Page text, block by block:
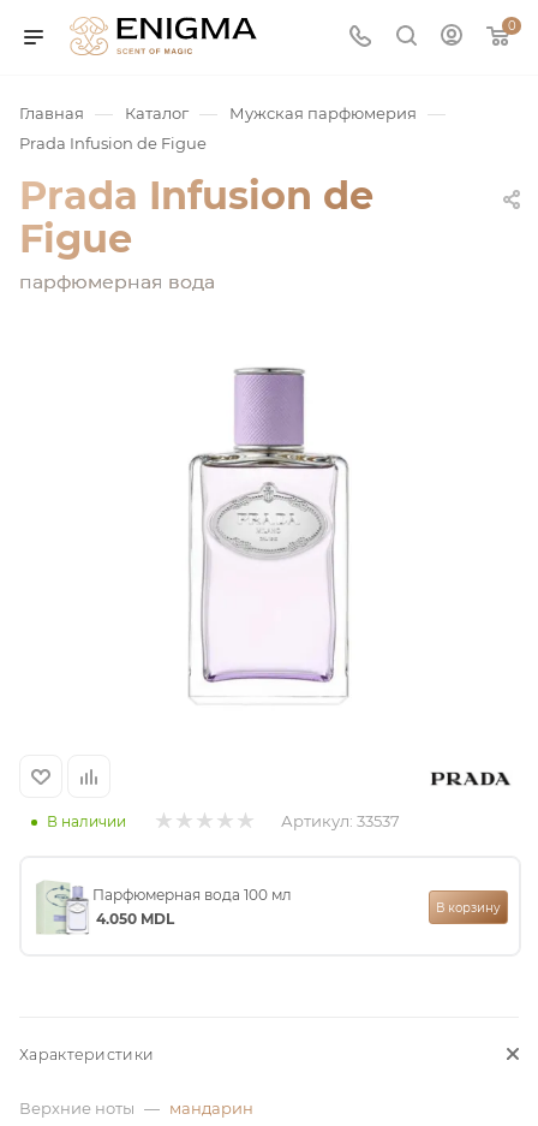
0
сертификат
Главная — Каталог — Мужская парфюмерия —
Prada Infusion de Figue
Prada Infusion de
Figue
парфюмерная вода
В наличии Артикул: 33537
Парфюмерная вода 100 мл
4.050 MDL
В корзину
Характеристики
Верхние ноты — мандарин